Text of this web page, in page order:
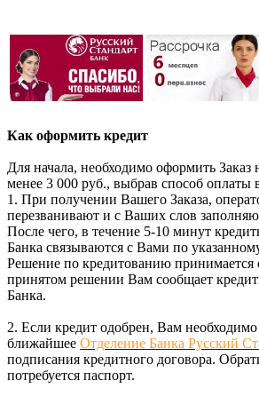
Как оформить кредит
Для начала, необходимо оформить Заказ
менее 3 000 руб., выбрав способ оплаты
1. При получении Вашего Заказа,
перезванивают и с Ваших слов
После чего, в течение 5-10 минут
Банка связываются с Вами по
Решение по кредитованию принимается
принятом решении Вам сообщает
Банка.
2. Если кредит одобрен, Вам необходимо
ближайшее Отделение Банка Русский
подписания кредитного договора.
потребуется паспорт.